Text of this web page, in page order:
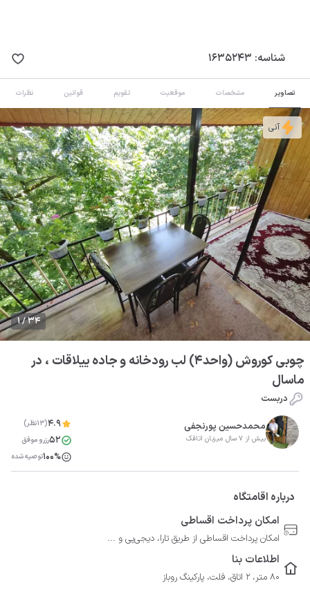
شناسه: 1635243
تصاویر مشخصات موقعیت تقویم قوانین نظرات
1 / 34
آنی
چوبی کوروش (واحد4) لب رودخانه و جاده ییلاقات ، در
ماسال
دربست
محمدحسین پورنجفی
بیش از 7 سال میزبان اتاقک
4.9(13نظر)
52رزرو موفق
100%توصیه شده
درباره اقامتگاه
امکان پرداخت اقساطی
امکان پرداخت اقساطی از طریق تارا، دیجی‌پی و ...
اطلاعات بنا
80 متر، 2 اتاق، فلت، پارکینگ روباز